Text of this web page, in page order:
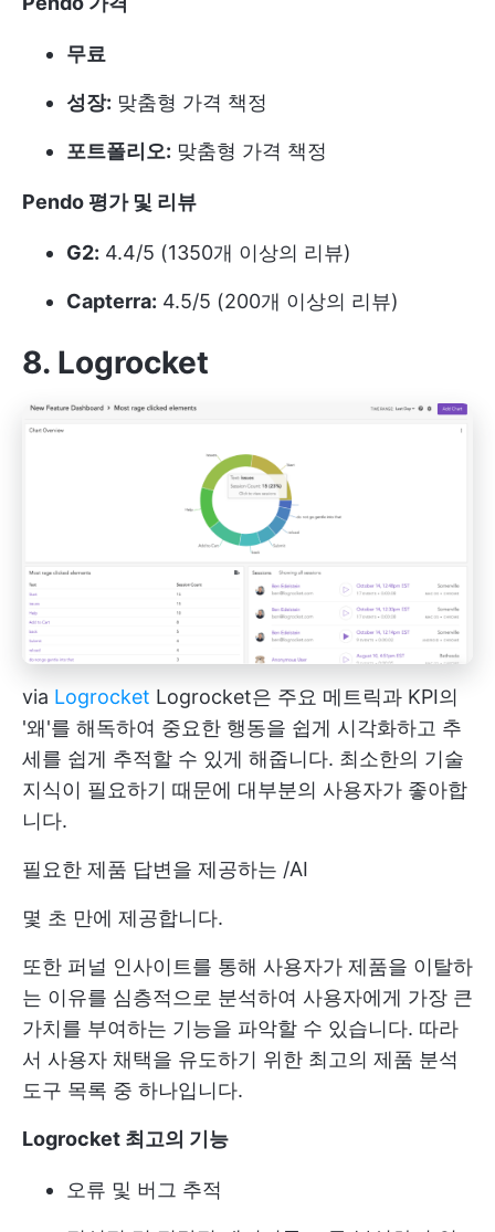
무료
성장: 맞춤형 가격 책정
포트폴리오: 맞춤형 가격 책정
Pendo 평가 및 리뷰
G2: 4.4/5 (1350개 이상의 리뷰)
Capterra: 4.5/5 (200개 이상의 리뷰)
8. Logrocket
via Logrocket Logrocket은 주요 메트릭과 KPI의
'왜'를 해독하여 중요한 행동을 쉽게 시각화하고 추
세를 쉽게 추적할 수 있게 해줍니다. 최소한의 기술
지식이 필요하기 때문에 대부분의 사용자가 좋아합
니다.
필요한 제품 답변을 제공하는 /AI
몇 초 만에 제공합니다.
또한 퍼널 인사이트를 통해 사용자가 제품을 이탈하
는 이유를 심층적으로 분석하여 사용자에게 가장 큰
가치를 부여하는 기능을 파악할 수 있습니다. 따라
서 사용자 채택을 유도하기 위한 최고의 제품 분석
도구 목록 중 하나입니다.
Logrocket 최고의 기능
오류 및 버그 추적